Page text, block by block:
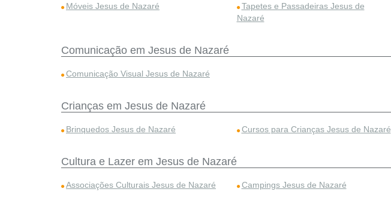
Móveis Jesus de Nazaré
Tapetes e Passadeiras Jesus de
Nazaré
Comunicação em Jesus de Nazaré
Comunicação Visual Jesus de Nazaré
Crianças em Jesus de Nazaré
Brinquedos Jesus de Nazaré Cursos para Crianças Jesus de Nazaré
Cultura e Lazer em Jesus de Nazaré
Associações Culturais Jesus de Nazaré Campings Jesus de Nazaré